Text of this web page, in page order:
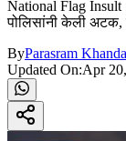
National Flag Insult
पोलिसांनी केली अटक,
ByParasram
Updated On:Apr